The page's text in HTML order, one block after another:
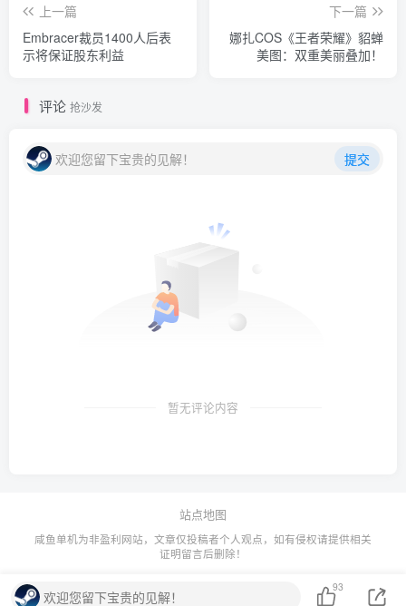
上一篇
Embracer裁员1400人后表
示将保证股东利益
下一篇
娜扎COS《王者荣耀》貂蝉
美图：双重美丽叠加！
评论 抢沙发
欢迎您留下宝贵的见解！ 提交
暂无评论内容
站点地图
咸鱼单机为非盈利网站，文章仅投稿者个人观点，如有侵权请提供相关
证明留言后删除！
欢迎您留下宝贵的见解！
93